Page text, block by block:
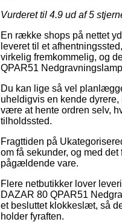
Vurderet til 4.9 ud af 5
En række shops på nettet
leveret til et
virkelig fremkommelig, og
QPAR51
Du kan lige så vel
uheldigvis en kende
være at hente ordren selv,
tilholdssted.
Fragttiden på
om få sekunder, og med
pågældende vare.
Flere netbutikker lover
DAZAR 80 QPAR51
et besluttet klokkeslæt, så
holder fyraften.